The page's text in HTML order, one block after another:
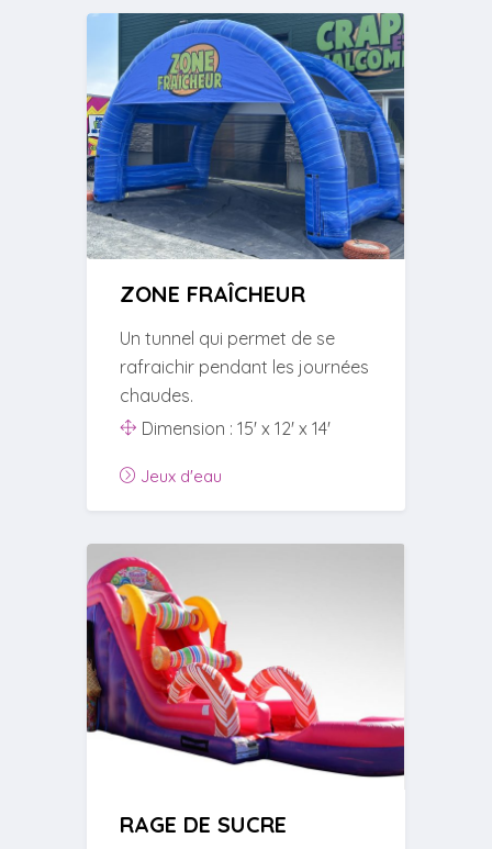
ZONE FRAÎCHEUR
Un tunnel qui permet de se
rafraichir pendant les journées
chaudes.
Dimension : 15' x 12' x 14'
Jeux d'eau
RAGE DE SUCRE